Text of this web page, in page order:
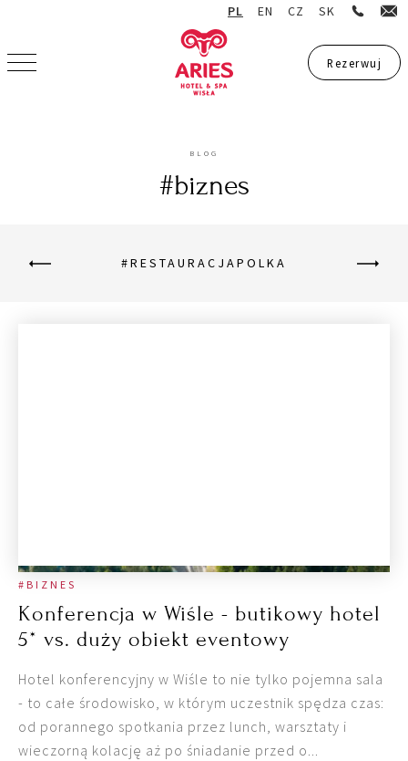
PL EN CZ SK
Rezerwuj
BLOG
#biznes
#RESTAURACJAPOLKA
#BIZNES
Konferencja w Wiśle - butikowy hotel
5* vs. duży obiekt eventowy
Hotel konferencyjny w Wiśle to nie tylko pojemna sala
- to całe środowisko, w którym uczestnik spędza czas:
od porannego spotkania przez lunch, warsztaty i
wieczorną kolację aż po śniadanie przed o...